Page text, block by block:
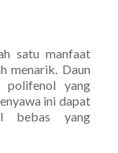
satu manfaat
menarik. Daun
polifenol yang
ini dapat
bebas yang